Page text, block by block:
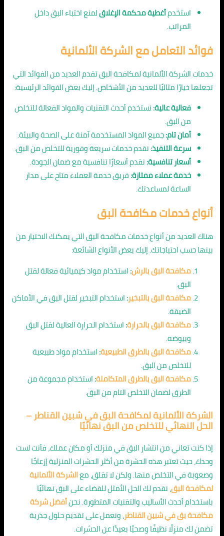
استخدمأغطية محكمة الإغلاقلمنع اختباء البق داخل
المراتب.
فوائد التعامل مع الشركة الألمانية
خدمات الشركة الألمانية لمكافحة البق تقدم العديد من الفوائد التي
تجعلها خيارًا مثاليًا للعديد من الأشخاص. إليك بعض الفوائد الرئيسية:
فعالية عالية:نستخدم أحدث التقنيات والمواد الفعالة للتخلص
من البق.
أمان تام:جميع المواد المستخدمة آمنة على الصحة والبيئة.
سرعة التنفيذ:نقدم خدمات سريعة وفورية للتخلص من البق.
أسعار تنافسية:نقدم أسعارًا تنافسية مع ضمان الجودة.
خدمة عملاء ممتازة:فريق خدمة العملاء متاح على مدار
الساعة لمساعدتك.
أنواع خدمات مكافحة البق
هناك العديد من أنواع خدمات مكافحة البق التي يمكنك الاختيار من
بينها حسب احتياجاتك. إليك بعض الأنواع الشائعة:
مكافحة البق بالرش:استخدام مواد كيميائية فعالة لقتل
البق.
مكافحة البق بالتبخير:استخدام التبخير لقتل البق في الأماكن
الضيقة.
مكافحة البق بالحرارة:استخدام الحرارة العالية لقتل البق
وبيوضه.
مكافحة البق بالطرق الطبيعية:استخدام مواد طبيعية
للتخلص من البق.
مكافحة البق بالطرق المتكاملة:استخدام مجموعة من
الطرق لضمان التخلص التام من البق.
الشركة الألمانية لمكافحة البق في شبين القناطر –
الحل النهائي للتخلص من البق نهائيًا
إذا كنت تعاني من انتشار البق في منزلك أو مكان عملك، فأنت لست
وحدك، حيث تعتبر هذه الحشرة من أكثر الحشرات المنزلية إزعاجًا
وصعوبة في التخلص منها. ولكن لا تقلق، معالشركة الألمانية
لمكافحة البق، نقدم لك الحل الأمثل للقضاء على البق نهائيًا
باستخدام أحدث الأساليب والتقنيات المتطورة. نحنأفضل شركة
مكافحة بق في شبين القناطر، ونعمل على تقديم حلول جذرية
تضمن لك منزلًا نظيفًا وصحيًا بعيدًا عن الحشرات.